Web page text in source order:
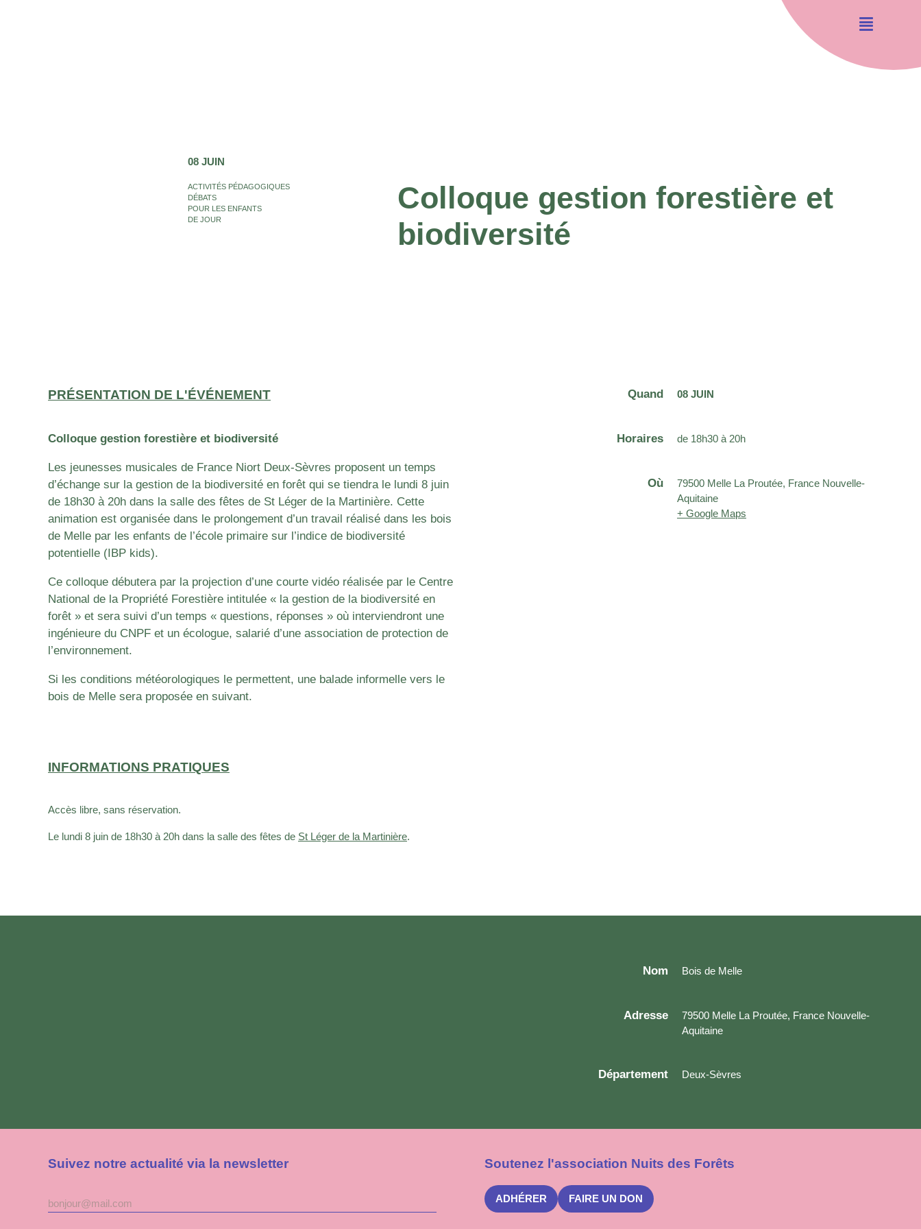
08 JUIN
ACTIVITÉS PÉDAGOGIQUES
DÉBATS
POUR LES ENFANTS
DE JOUR
Colloque gestion forestière et
biodiversité
PRÉSENTATION DE L'ÉVÉNEMENT
Colloque gestion forestière et biodiversité
Les jeunesses musicales de France Niort Deux-Sèvres proposent un temps
d’échange sur la gestion de la biodiversité en forêt qui se tiendra le lundi 8 juin
de 18h30 à 20h dans la salle des fêtes de St Léger de la Martinière. Cette
animation est organisée dans le prolongement d’un travail réalisé dans les bois
de Melle par les enfants de l’école primaire sur l’indice de biodiversité
potentielle (IBP kids).
Ce colloque débutera par la projection d’une courte vidéo réalisée par le Centre
National de la Propriété Forestière intitulée « la gestion de la biodiversité en
forêt » et sera suivi d’un temps « questions, réponses » où interviendront une
ingénieure du CNPF et un écologue, salarié d’une association de protection de
l’environnement.
Si les conditions météorologiques le permettent, une balade informelle vers le
bois de Melle sera proposée en suivant.
INFORMATIONS PRATIQUES
Accès libre, sans réservation.
Le lundi 8 juin de 18h30 à 20h dans la salle des fêtes de St Léger de la Martinière.
Quand 08 JUIN
Horaires de 18h30 à 20h
Où
79500 Melle La Proutée, France Nouvelle-
Aquitaine
+ Google Maps
Nom Bois de Melle
Adresse
79500 Melle La Proutée, France Nouvelle-
Aquitaine
Département Deux-Sèvres
Suivez notre actualité via la newsletter
Adresse
mail
à
Soutenez l'association Nuits des Forêts
ADHÉRER FAIRE UN DON